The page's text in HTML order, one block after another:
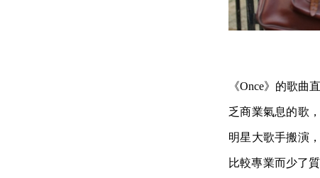
《Once》的歌曲
乏商業氣息的歌
明星大歌手搬演
比較專業而少了